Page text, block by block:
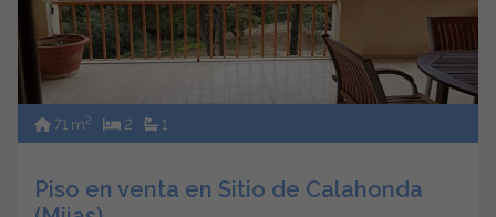
71 m2 2 1
Piso en venta en Sitio de Calahonda